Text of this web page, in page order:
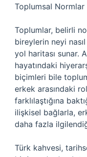
Toplumsal
Toplumlar, belirli
bireylerin neyi
yol haritası sunar.
hayatındaki
biçimleri bile
erkek arasındaki
farklılaştığına
ilişkisel bağlarla,
daha fazla
Türk kahvesi,